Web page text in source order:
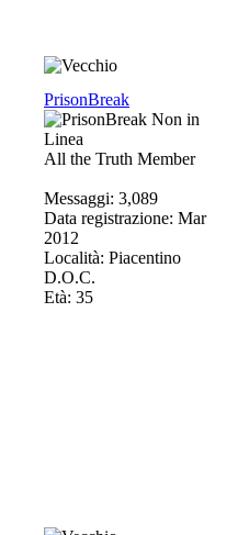
PrisonBreak
All the Truth Member
Messaggi: 3,089
Data registrazione: Mar
2012
Località: Piacentino
D.O.C.
Età: 35